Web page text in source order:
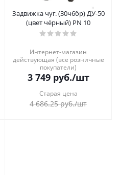
Задвижка чуг. (30ч6бр) ДУ-50
(цвет чёрный) PN 10
Интернет-магазин
действующая (все розничные
покупатели)
3 749руб./шт
Старая цена
4 686.25руб./шт